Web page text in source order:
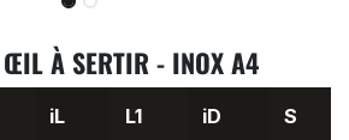
À SERTIR - INOX A4
iL L1 iD S